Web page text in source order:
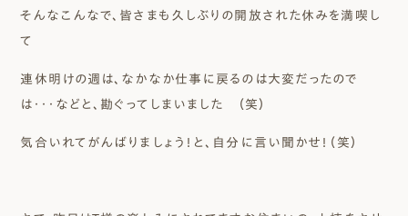
ファーストプランを試す
そんなこんなで、皆さまも久しぶりの開放された休みを満喫し
て
連休明けの週は、なかなか仕事に戻るのは大変だったので
は・・・などと、勘ぐってしまいました （笑）
気合いれてがんばりましょう！と、自分に言い聞かせ！（笑）